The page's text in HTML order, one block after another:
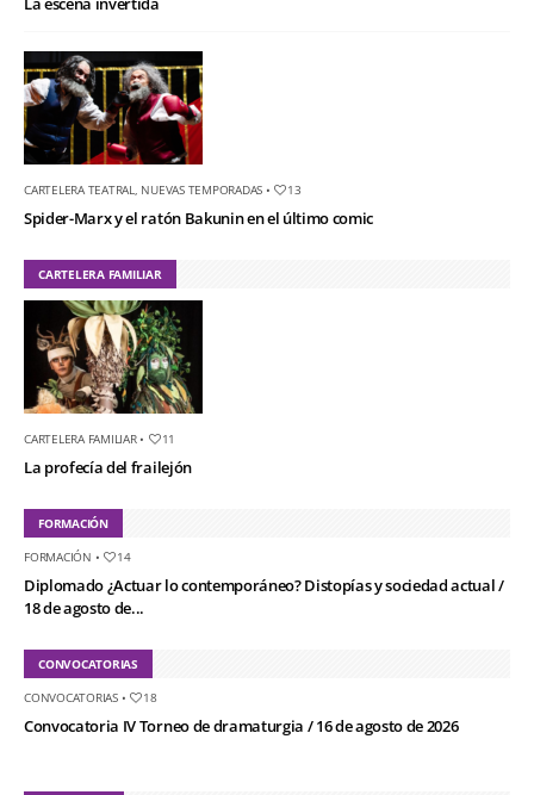
CARTELERA TEATRAL NUEVAS TEMPORADAS • 13
Spider-Marx y el ratón Bakunin en el último comic
CARTELERA FAMILIAR
CARTELERA FAMILIAR• 11
La profecía del frailejón
FORMACIÓN
FORMACIÓN • 14
Diplomado ¿Actuar lo contemporáneo? Distopías y sociedad actual /
18 de agosto de...
CONVOCATORIAS
CONVOCATORIAS• 18
Convocatoria IV Torneo de dramaturgia / 16 de agosto de 2026